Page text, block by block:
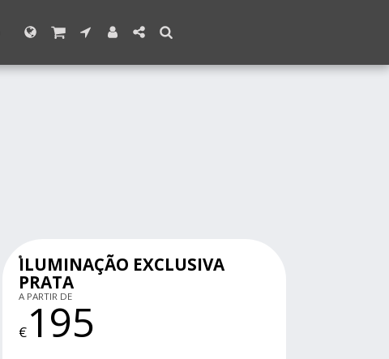
ILUMINAÇÃO EXCLUSIVA
PRATA
A PARTIR DE
€ 195